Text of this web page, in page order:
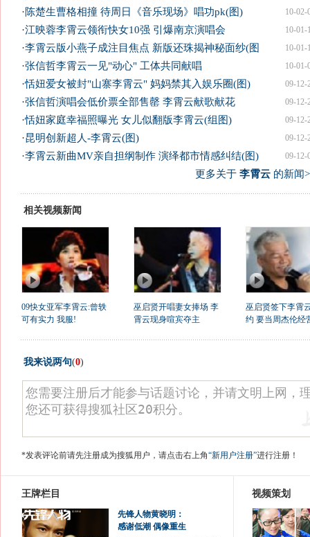
10-02-
·陈楚生曹格相撞 待周日《音乐现场》唱功pk(图)
10-01-
·江映蓉李霄云领衔快女10强 引爆南京演唱会
10-01-
·李霄云版小燕子成注目焦点 新版还珠揭神秘面纱(图
10-01-
·张信哲李霄云一见"动心" 工体共同献唱
09-12-
·恬妞爱女被封"山寨李霄云" 妈妈禁其入娱乐圈(图)
09-12-
·张信哲演唱会低价票全部售罄 李霄云献歌献花
09-12-
·恬妞家庭幸福照曝光 女儿似翻版李霄云(组图)
09-12-
·昆明创新超人-李霄云(图)
09-12-
·李霄云新曲MV亲自担纲制作 演绎都市情感纠结(图)
更多关于 李霄云的新闻
相关视频新闻
09快女亚军李霄云:曾轶
可有实力 我服!
巫启贤开唱妻女捧场 李
霄云现身喧宾夺主
巫启贤签下李霄
约 要当周杰伦经
我来说两句(0)
*发表评论前请先注册成为搜狐用户，请点击右上角“新用户注册”进行注册！
王牌栏目
先锋人物黄晓明：
感谢低潮 偶像重生
视频策划